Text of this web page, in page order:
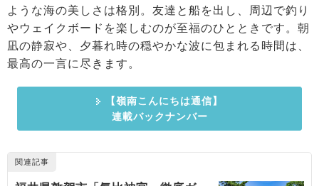
ような海の美しさは格別。友達と船を出し、周辺で釣り
やウェイクボードを楽しむのが至福のひとときです。朝
凪の静寂や、夕暮れ時の穏やかな波に包まれる時間は、
最高の一言に尽きます。
【嶺南こんにちは通信】
連載バックナンバー